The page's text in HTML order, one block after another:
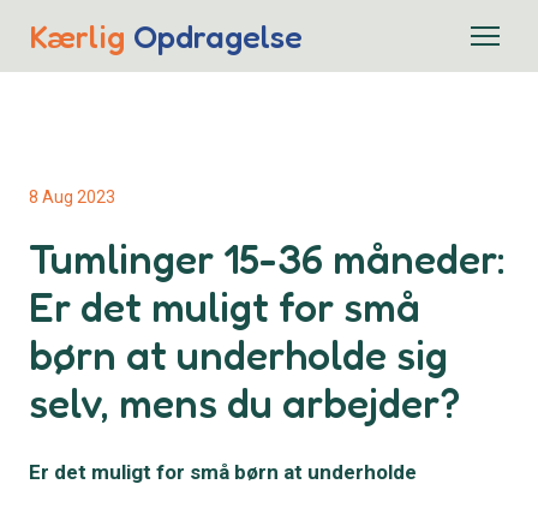
Kærlig Opdragelse
8 Aug 2023
Tumlinger 15-36 måneder:
Er det muligt for små
børn at underholde sig
selv, mens du arbejder?
Er det muligt for små børn at underholde